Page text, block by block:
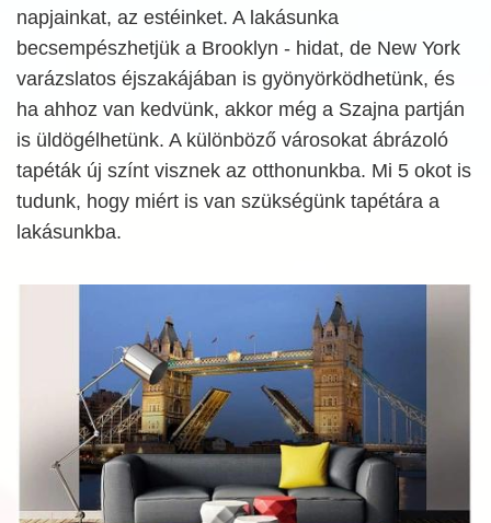
napjainkat, az estéinket. A lakásunka
becsempészhetjük a Brooklyn - hidat, de New York
varázslatos éjszakájában is gyönyörködhetünk, és
ha ahhoz van kedvünk, akkor még a Szajna partján
is üldögélhetünk. A különböző városokat ábrázoló
tapéták új színt visznek az otthonunkba. Mi 5 okot is
tudunk, hogy miért is van szükségünk tapétára a
lakásunkba.